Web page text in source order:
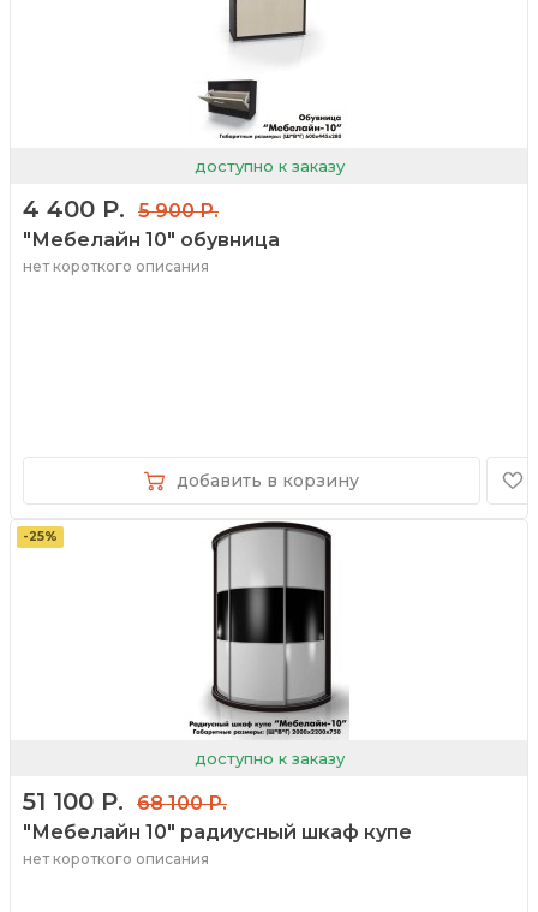
доступно к заказу
4 400 Р.
5 900 Р.
"Мебелайн 10" обувница
нет короткого описания
добавить в корзину
доступно к заказу
-25%
51 100 Р.
68 100 Р.
"Мебелайн 10" радиусный шкаф купе
нет короткого описания